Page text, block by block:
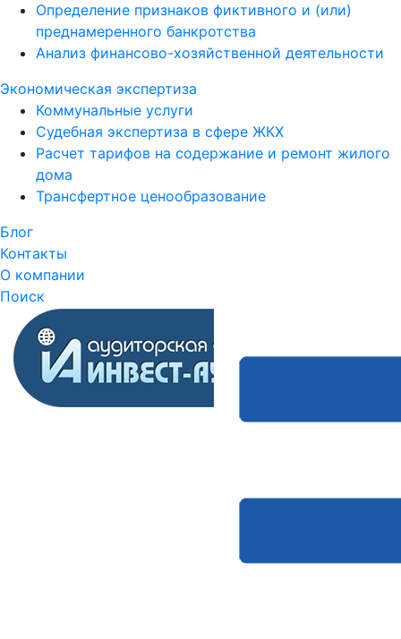
Определение признаков фиктивного и (или)
преднамеренного банкротства
Анализ финансово-хозяйственной деятельности
Экономическая экспертиза
Коммунальные услуги
Судебная экспертиза в сфере ЖКХ
Расчет тарифов на содержание и ремонт жилого
дома
Трансфертное ценообразование
Блог
Контакты
О компании
Поиск